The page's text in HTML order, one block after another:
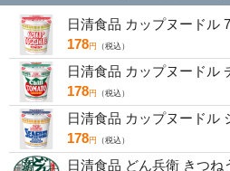
日清食品 カップヌードル
178円 （税込）
日清食品 カップヌードル
178円 （税込）
日清食品 カップヌードル
178円 （税込）
日清食品 どん兵衛 きつね